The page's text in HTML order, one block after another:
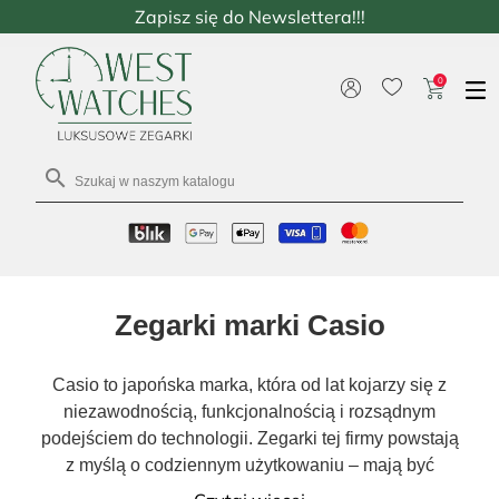

0
Zapisz się do Newslettera!!!
Zegarki marki Casio
Casio to japońska marka, która od lat kojarzy się z
niezawodnością, funkcjonalnością i rozsądnym
podejściem do technologii. Zegarki tej firmy powstają
z myślą o codziennym użytkowaniu – mają być
wygodne, trwałe i po prostu użyteczne, niezależnie